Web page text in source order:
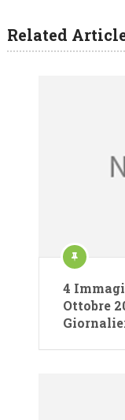
Related
4
Ottobre